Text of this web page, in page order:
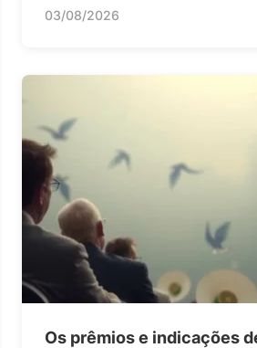
03/08/2026
Os prêmios e indicações